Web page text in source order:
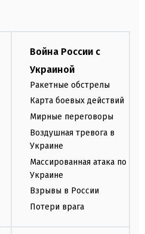
Война России с
Украиной
Ракетные обстрелы
Карта боевых действий
Мирные переговоры
Воздушная тревога в
Украине
Массированная атака по
Украине
Взрывы в России
Потери врага